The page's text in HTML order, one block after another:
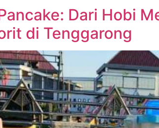
Dari Hobi
di Tenggarong